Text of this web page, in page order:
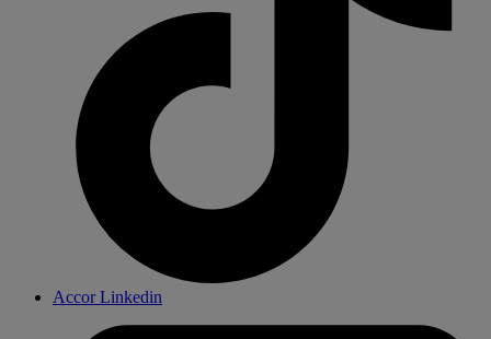
Accor Linkedin